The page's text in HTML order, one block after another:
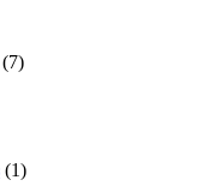
(7)
(1)